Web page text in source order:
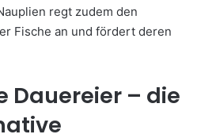
regt zudem den
Fische an und fördert deren
Dauereier – die